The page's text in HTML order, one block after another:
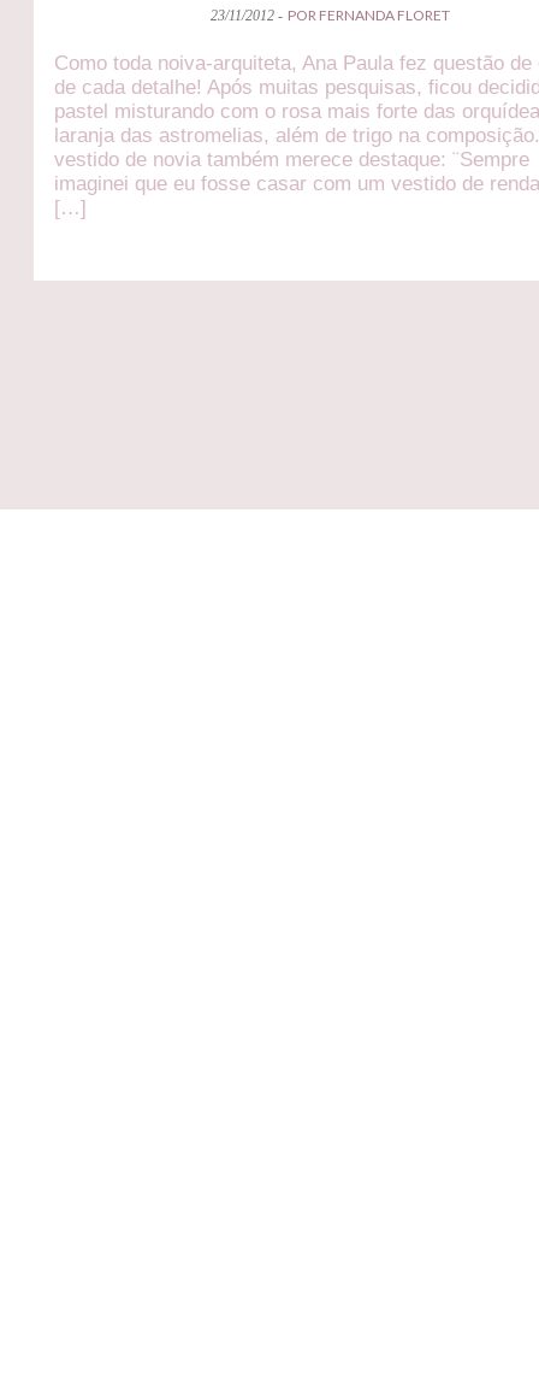
23/11/2012 - POR FERNANDA FLORET
Como toda noiva-arquiteta, Ana Paula fez questão de
de cada detalhe! Após muitas pesquisas, ficou
pastel misturando com o rosa mais forte das
laranja das astromelias, além de trigo na
vestido de novia também merece destaque: ¨Sempre
imaginei que eu fosse casar com um vestido de
[…]